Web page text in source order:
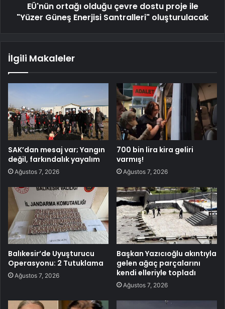
EÜ'nün ortağı olduğu çevre dostu proje ile
"Yüzer Güneş Enerjisi Santralleri" oluşturulacak
İlgili Makaleler
SAK’dan mesaj var; Yangın
değil, farkındalık yayalım
Ağustos 7, 2026
700 bin lira kira geliri
varmış!
Ağustos 7, 2026
Balıkesir’de Uyuşturucu
Operasyonu: 2 Tutuklama
Ağustos 7, 2026
Başkan Yazıcıoğlu akıntıyla
gelen ağaç parçalarını
kendi elleriyle topladı
Ağustos 7, 2026